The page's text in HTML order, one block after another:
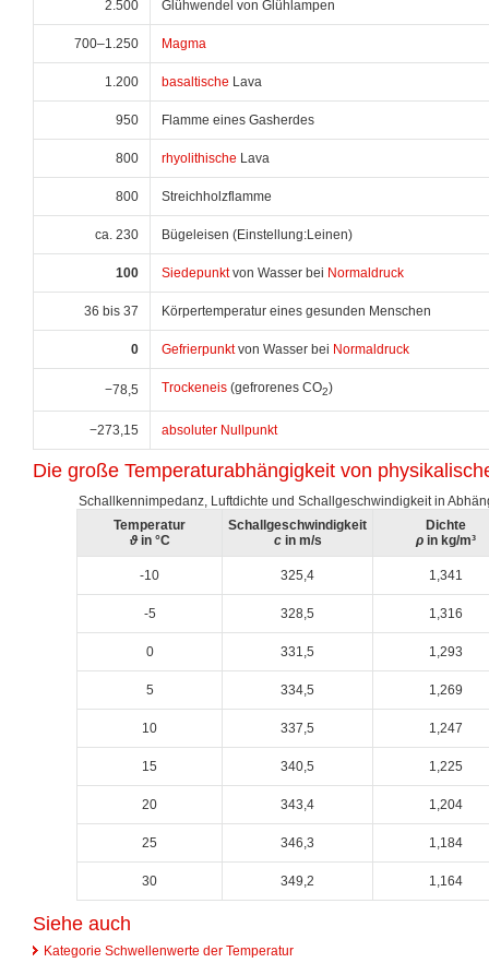
2.500 Glühwendel von Glühlampen
700–1.250 Magma
1.200 basaltische Lava
950 Flamme eines Gasherdes
800 rhyolithische Lava
800 Streichholzflamme
ca. 230 Bügeleisen (Einstellung:Leinen)
100 Siedepunktvon Wasser bei Normaldruck
36 bis 37 Körpertemperatur eines gesunden Menschen
0 Gefrierpunktvon Wasser bei Normaldruck
−78,5 Trockeneis (gefrorenes CO2)
−273,15 absoluter Nullpunkt
Die große Temperaturabhängigkeit von
Schallkennimpedanz, Luftdichte und Schallgeschwindigkeit in
Temperatur
ϑin °C
Schallgeschwindigkeit
cin m/s
Dichte
ρ in kg/m³
-10 325,4 1,341
-5 328,5 1,316
0 331,5 1,293
5 334,5 1,269
10 337,5 1,247
15 340,5 1,225
20 343,4 1,204
25 346,3 1,184
30 349,2 1,164
Siehe auch
Kategorie Schwellenwerte der Temperatur